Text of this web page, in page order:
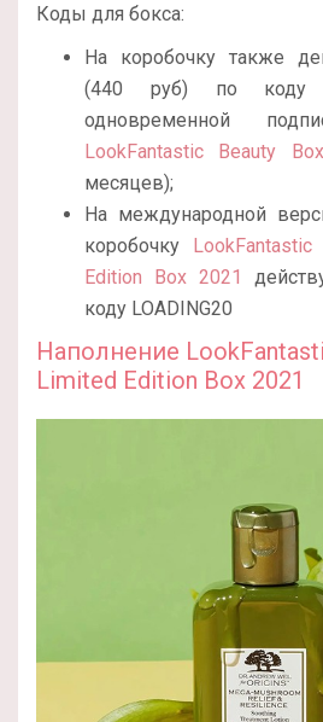
Коды для бокса:
На коробочку также
(440 руб) по коду
одновременной
LookFantastic Beauty Box
месяцев);
На международной
коробочку
Edition Box 2021
коду LOADING20
Наполнение
Limited Edition Box 2021